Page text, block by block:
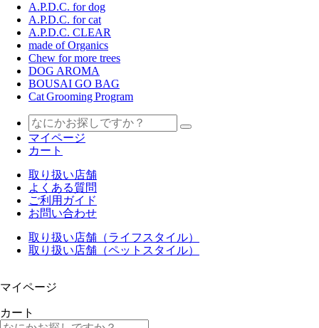
A.P.D.C. for dog
A.P.D.C. for cat
A.P.D.C. CLEAR
made of Organics
Chew for more trees
DOG AROMA
BOUSAI GO BAG
Cat Grooming Program
マイページ
カート
取り扱い店舗
よくある質問
ご利用ガイド
お問い合わせ
取り扱い店舗（ライフスタイル）
取り扱い店舗（ペットスタイル）
マイページ
カート